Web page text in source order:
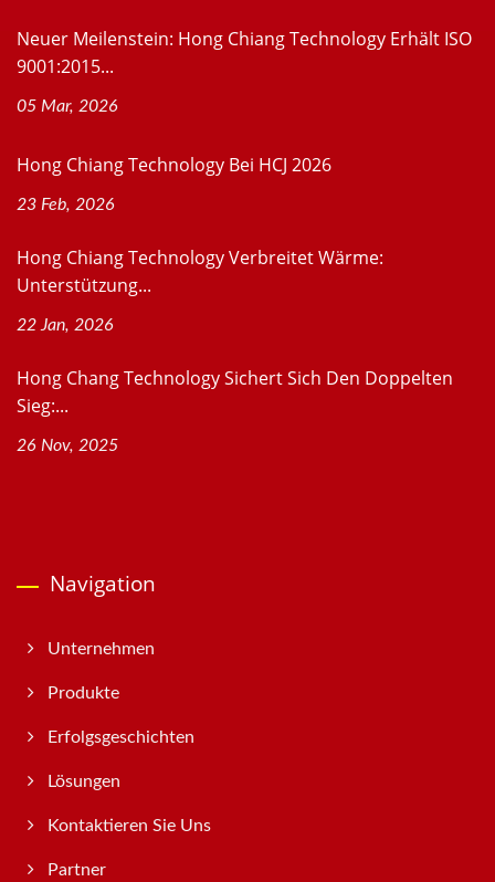
Neuer Meilenstein: Hong Chiang Technology Erhält ISO
9001:2015...
05 Mar, 2026
Hong Chiang Technology Bei HCJ 2026
23 Feb, 2026
Hong Chiang Technology Verbreitet Wärme:
Unterstützung...
22 Jan, 2026
Hong Chang Technology Sichert Sich Den Doppelten
Sieg:...
26 Nov, 2025
Navigation
Unternehmen
Produkte
Erfolgsgeschichten
Lösungen
Kontaktieren Sie Uns
Partner